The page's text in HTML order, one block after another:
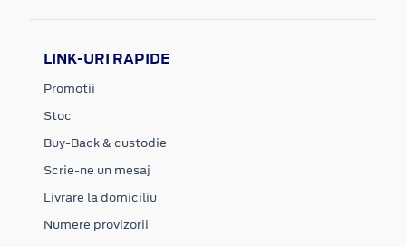
LINK-URI RAPIDE
Promotii
Stoc
Buy-Back & custodie
Scrie-ne un mesaj
Livrare la domiciliu
Numere provizorii